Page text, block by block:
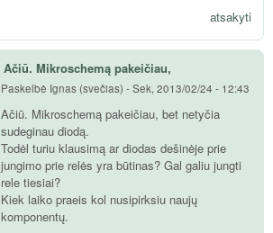
atsakyti
Ačiū. Mikroschemą pakeičiau,
Paskelbė Ignas (svečias) -Sek, 2013/02/24 - 12:43
Ačiū. Mikroschemą pakeičiau, bet netyčia
sudeginau diodą.
Todėl turiu klausimą ar diodas dešinėje prie
jungimo prie relės yra būtinas? Gal galiu jungti
rele tiesiai?
Kiek laiko praeis kol nusipirksiu naujų
komponentų.